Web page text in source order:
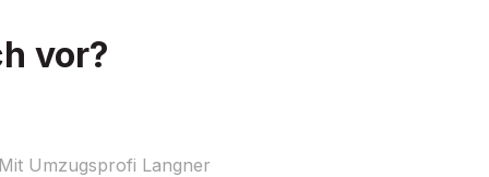
vor?
Umzugsprofi Langner